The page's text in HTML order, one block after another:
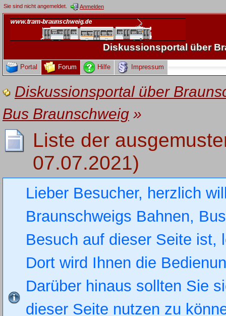
Sie sind nicht angemeldet. Anmelden
Diskussionsportal über
Portal Forum Hilfe Impressum
Diskussionsportal über
Bus Braunschweig»
Liste der
07.07.2021)
Lieber Besucher, herzlich
Braunschweigs Bahnen,
Besuch auf dieser Seite
Dort wird Ihnen die
Darüber hinaus sollten Sie
dieser Seite nutzen zu